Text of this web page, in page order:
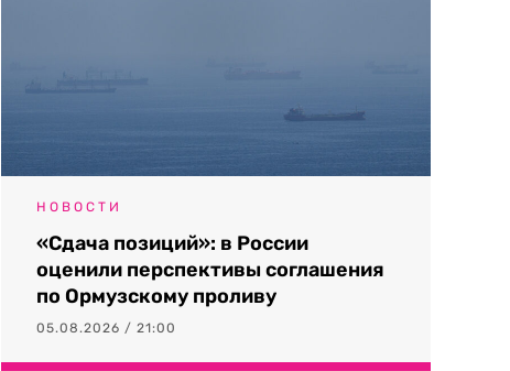
НОВОСТИ
«Сдача позиций»: в России
оценили перспективы соглашения
по Ормузскому проливу
05.08.2026 / 21:00